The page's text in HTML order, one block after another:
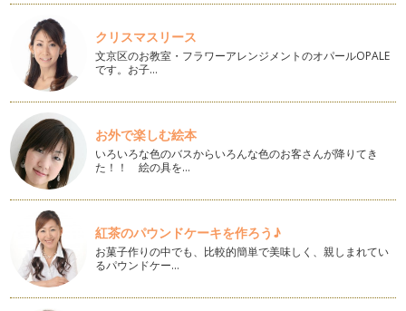
知ってます？インスタントコーヒーとリキッドコーヒーが出来
るまで
夏は、冷たいコーヒーをすぐ飲みたい！！ 冷蔵庫に入ってい
て、注ぐだけで良いなんて最高！ …
どっちのイメージ？ ヨーロッパ、ロンドンと言えば、紅茶VS
コーヒー
ヨーロッパ、ロンドンというと、あなたはどちらをイメージし
ますか？ たいていの人は、…
コーヒーは、最高のコミュニケーションツール！世界の文豪も
愛していた！？
今では、いたるところにあるカフェ、喫茶店。 最初に出来た
のは、1554年、イスタン…
最近、流行りのスペシャルティコーヒーとはどんなコーヒー？
最近、コンビニでも見るようになった、「スペシャルティコー
ヒー」 「スペシャル」と聞…
クリスマスリース
文京区のお教室・フラワーアレンジメントのオパールOPALE
です。お子…
お外で楽しむ絵本
いろいろな色のバスからいろんな色のお客さんが降りてき
た！！ 絵の具を…
紅茶のパウンドケーキを作ろう♪
お菓子作りの中でも、比較的簡単で美味しく、親しまれてい
るパウンドケー…